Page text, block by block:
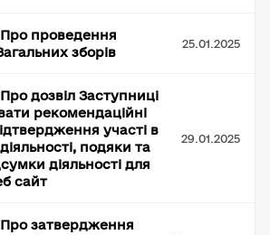
проведення
зборів
25.01.2025
дозвіл Заступниці
рекомендаційні
участі в
подяки та
діяльності для
сайт
29.01.2025
затвердження